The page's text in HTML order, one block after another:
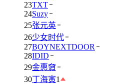
23TXT
24Suzy
25张元英
26少女时代
27BOYNEXTDOOR
28IDID
29金惠奫
30丁海寅1